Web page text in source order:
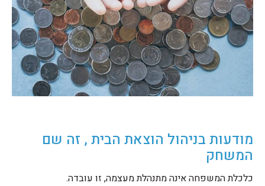
מודעות בניהול הוצאת הבית , זה שם
המשחק
כלכלת המשפחה אינה מתנהלת מעצמה, זו עובדה.